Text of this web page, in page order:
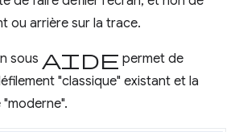
ou arrière sur la trace.
sous Aide permet de
"classique" existant et la